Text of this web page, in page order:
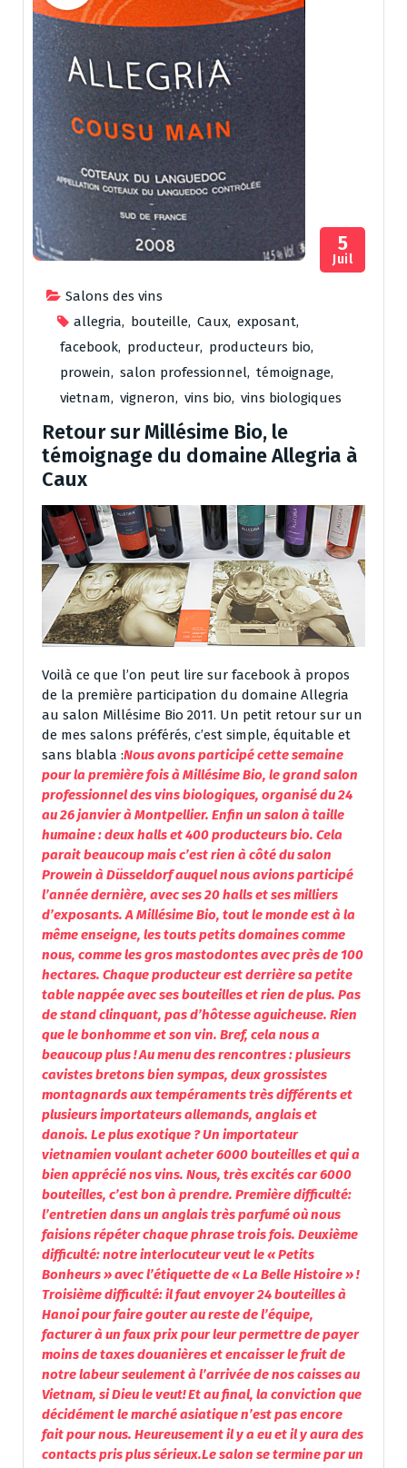
Salons des vins
allegria, bouteille, Caux, exposant,
facebook, producteur, producteurs bio,
prowein, salon professionnel, témoignage,
vietnam, vigneron, vins bio, vins biologiques
5
Juil
Retour sur Millésime Bio, le
témoignage du domaine Allegria à
Caux
Voilà ce que l’on peut lire sur facebook à propos
de la première participation du domaine Allegria
au salon Millésime Bio 2011. Un petit retour sur un
de mes salons préférés, c’est simple, équitable et
sans blabla :Nous avons participé cette semaine
pour la première fois à Millésime Bio, le grand salon
professionnel des vins biologiques, organisé du 24
au 26 janvier à Montpellier. Enfin un salon à taille
humaine : deux halls et 400 producteurs bio. Cela
parait beaucoup mais c’est rien à côté du salon
Prowein à Düsseldorf auquel nous avions participé
l’année dernière, avec ses 20 halls et ses milliers
d’exposants. A Millésime Bio, tout le monde est à la
même enseigne, les touts petits domaines comme
nous, comme les gros mastodontes avec près de 100
hectares. Chaque producteur est derrière sa petite
table nappée avec ses bouteilles et rien de plus. Pas
de stand clinquant, pas d’hôtesse aguicheuse. Rien
que le bonhomme et son vin. Bref, cela nous a
beaucoup plus ! Au menu des rencontres : plusieurs
cavistes bretons bien sympas, deux grossistes
montagnards aux tempéraments très différents et
plusieurs importateurs allemands, anglais et
danois. Le plus exotique ? Un importateur
vietnamien voulant acheter 6000 bouteilles et qui a
bien apprécié nos vins. Nous, très excités car 6000
bouteilles, c’est bon à prendre. Première difficulté:
l’entretien dans un anglais très parfumé où nous
faisions répéter chaque phrase trois fois. Deuxième
difficulté: notre interlocuteur veut le « Petits
Bonheurs » avec l’étiquette de « La Belle Histoire » !
Troisième difficulté: il faut envoyer 24 bouteilles à
Hanoi pour faire gouter au reste de l’équipe,
facturer à un faux prix pour leur permettre de payer
moins de taxes douanières et encaisser le fruit de
notre labeur seulement à l’arrivée de nos caisses au
Vietnam, si Dieu le veut! Et au final, la conviction que
décidément le marché asiatique n’est pas encore
fait pour nous. Heureusement il y a eu et il y aura des
contacts pris plus sérieux.Le salon se termine par un